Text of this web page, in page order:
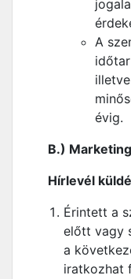
A
évig.
B.)
Hírlevél
Érintett a
előtt vagy
a
iratkozhat